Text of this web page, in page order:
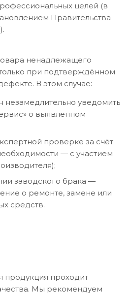
целей (в
Правительства
ненадлежащего
при подтверждённом
В этом случае:
незамедлительно уведомить
о выявленном
проверке за счёт
— с участием
заводского брака —
о ремонте, замене или
средств.
продукция проходит
Мы рекомендуем